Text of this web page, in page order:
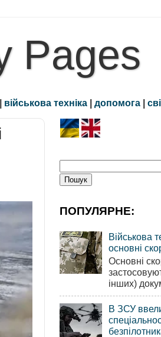
Pages
| військова техніка | допомога |
ПОПУЛЯРНЕ:
Військова
основні
Основні
інших)
В ЗСУ